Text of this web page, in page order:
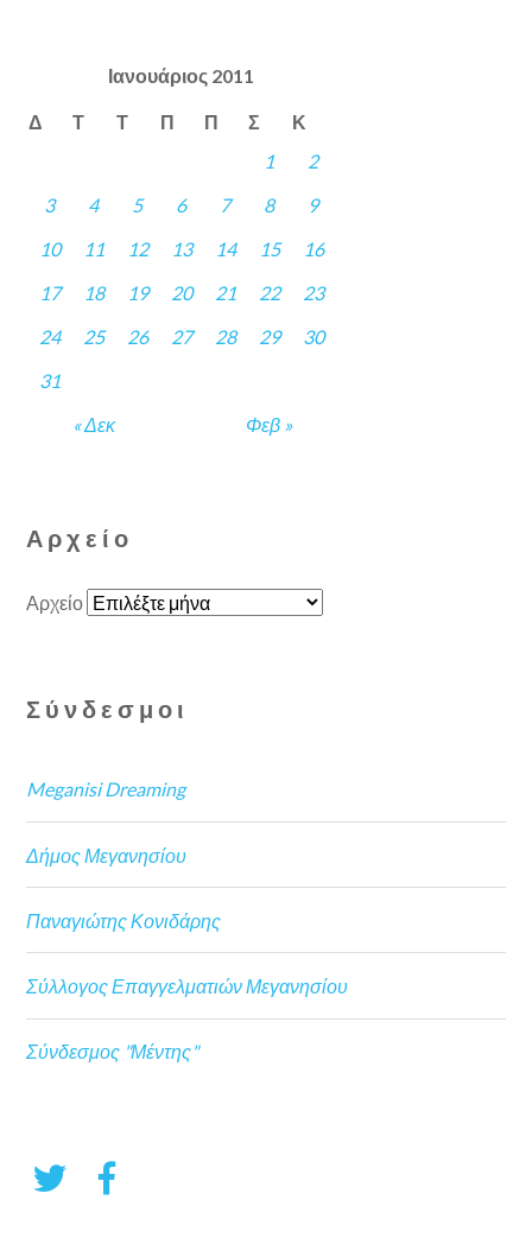
Ιανουάριος 2011
Δ Τ Τ Π Π Σ Κ
« Δεκ Φεβ »
1
2
3
4 5 6 7 8
9
10
11 12 13 14 15
16
17
18 19 20 21 22
23
24
25 26 27 28 29
30
31
Αρχείο
Αρχείο
Σύνδεσμοι
Meganisi Dreaming
Δήμος Μεγανησίου
Παναγιώτης Κονιδάρης
Σύλλογος Επαγγελματιών Μεγανησίου
Σύνδεσμος "Μέντης"